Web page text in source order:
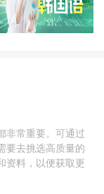
非常重要。可通过
要去挑选高质量的
资料，以便获取更